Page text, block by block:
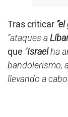
Tras criticar
“ataques a
que “Israelha
bandolerismo,
llevando a